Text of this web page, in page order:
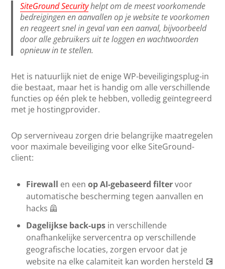
SiteGround Securityhelpt om de meest voorkomende
bedreigingen en aanvallen op je website te voorkomen
en reageert snel in geval van een aanval, bijvoorbeeld
door alle gebruikers uit te loggen en wachtwoorden
opnieuw in te stellen.
Het is natuurlijk niet de enige WP-beveiligingsplug-in
die bestaat, maar het is handig om alle verschillende
functies op één plek te hebben, volledig geïntegreerd
met je hostingprovider.
Op serverniveau zorgen drie belangrijke maatregelen
voor maximale beveiliging voor elke SiteGround-
client:
Firewall en eenop AI-gebaseerd filtervoor
automatische bescherming tegen aanvallen en
hacks 🦺
Dagelijkse back-ups in verschillende
onafhankelijke servercentra op verschillende
geografische locaties, zorgen ervoor dat je
website na elke calamiteit kan worden hersteld 💽